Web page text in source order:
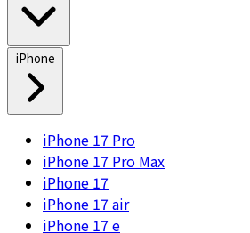
iPhone
iPhone 17 Pro
iPhone 17 Pro Max
iPhone 17
iPhone 17 air
iPhone 17 e